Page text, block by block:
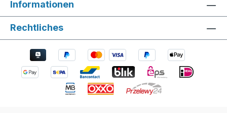
Informationen
Rechtliches